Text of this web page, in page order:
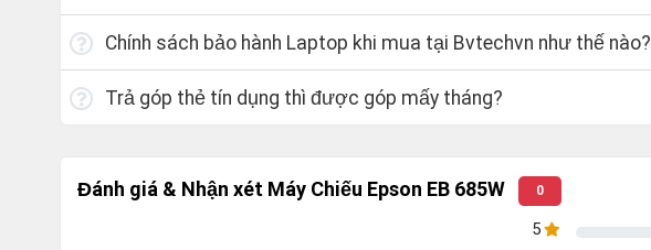
Chính sách bảo hành Laptop khi mua tại Bvtechvn như thế nào?
Trả góp thẻ tín dụng thì được góp mấy tháng?
Đánh giá & Nhận xét Máy Chiếu Epson EB 685W 0
5